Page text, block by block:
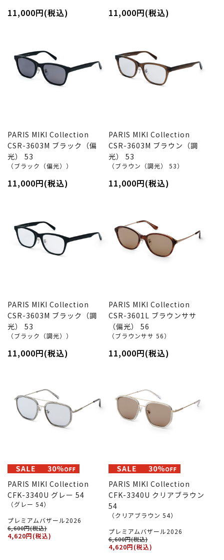
11,000円(税込) 11,000円(税込)
PARIS MIKI Collection
CSR-3603M ブラック（偏
光） 53
（ブラック（偏光））
11,000円(税込)
PARIS MIKI Collection
CSR-3603M ブラウン（調
光） 53
（ブラウン（調光） 53）
11,000円(税込)
PARIS MIKI Collection
CSR-3603M ブラック（調
光） 53
（ブラック（調光））
11,000円(税込)
PARIS MIKI Collection
CSR-3601L ブラウンササ
（偏光） 56
（ブラウンササ 56）
11,000円(税込)
PARIS MIKI Collection
CFK-3340U グレー 54
（グレー 54）
プレミアムバザール2026
6,600円(税込)
4,620円(税込)
PARIS MIKI Collection
CFK-3340U クリアブラウン
54
（クリアブラウン 54）
プレミアムバザール2026
6,600円(税込)
4,620円(税込)